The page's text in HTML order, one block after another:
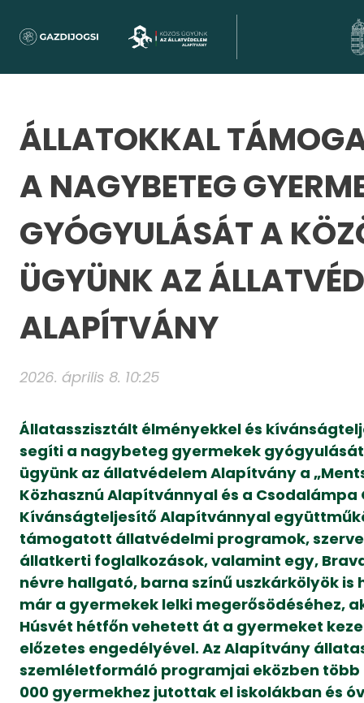
ÁLLATOKKAL
A NAGYBETEG
GYÓGYULÁSÁT A
ÜGYÜNK AZ
ALAPÍTVÁNY
2026. április 8. 10:25
Állatasszisztált élményekkel és
segíti a nagybeteg gyermekek gyógyulását
ügyünk az állatvédelem Alapítvány a
Közhasznú Alapítvánnyal és a Csodalámpa
Kívánságteljesítő Alapítvánnyal
támogatott állatvédelmi programok,
állatkerti foglalkozások, valamint egy,
névre hallgató, barna színű uszkárkölyök is
már a gyermekek lelki megerősödéséhez,
Húsvét hétfőn vehetett át a gyermeket
előzetes engedélyével. Az Alapítvány
szemléletformáló programjai eközben több
000 gyermekhez jutottak el iskolákban és